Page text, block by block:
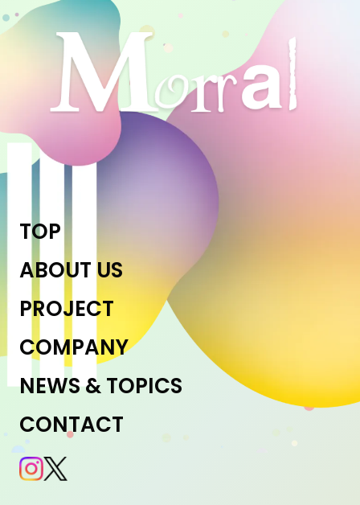
TOP
ABOUT US
PROJECT
COMPANY
NEWS & TOPICS
CONTACT